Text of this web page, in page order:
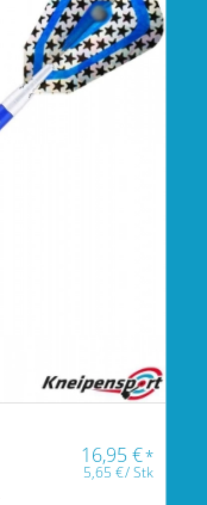
16,95€*
5,65€/Stk